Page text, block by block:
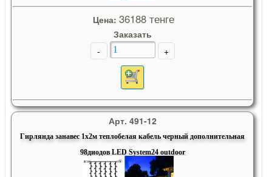
Цена: 36188 тенге
Заказать
-
+
Арт. 491-12
Гирлянда занавес 1х2м теплобелая кабель черный дополнительная
98диодов LED System24 outdoor